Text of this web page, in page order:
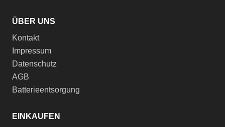
ÜBER UNS
Kontakt
Impressum
Datenschutz
AGB
Batterieentsorgung
EINKAUFEN